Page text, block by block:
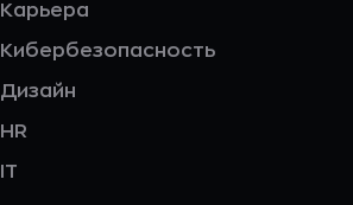
Карьера
Кибербезопасность
Дизайн
HR
IT